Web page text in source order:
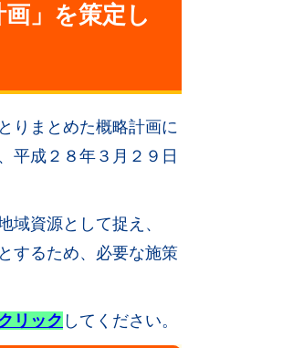
」を策定し
りまとめた概略計画に
平成２８年３月２９日
資源として捉え、
するため、必要な施策
リック してください。